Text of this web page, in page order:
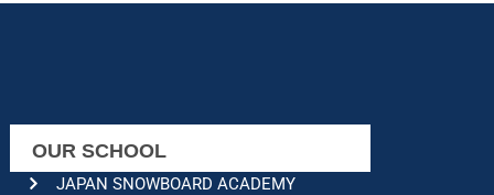
OUR SCHOOL
JAPAN SNOWBOARD ACADEMY